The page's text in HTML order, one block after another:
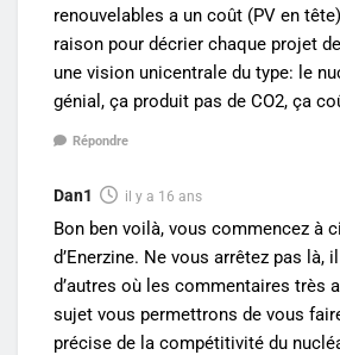
renouvelables a un coût (PV en
raison pour décrier chaque projet
une vision unicentrale du type: le
génial, ça produit pas de CO2, ça
Répondre
Dan1 il y a 16 ans
Bon ben voilà, vous commencez à
d’Enerzine. Ne vous arrêtez pas là,
d’autres où les commentaires très
sujet vous permettrons de vous
précise de la compétitivité du